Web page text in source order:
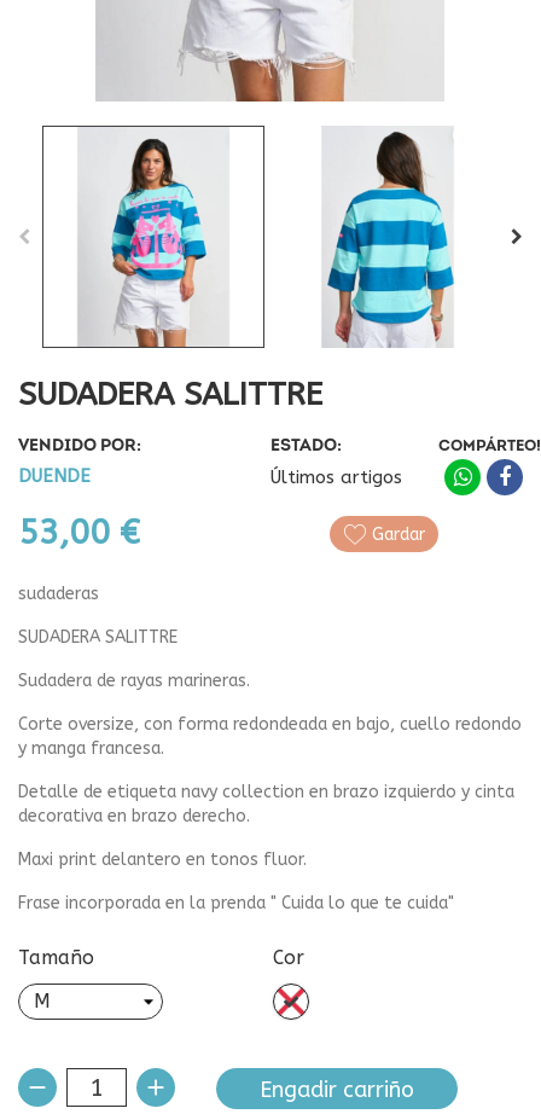
SUDADERA SALITTRE
VENDIDO POR:
DUENDE
ESTADO:
Últimos artigos
53,00 €
COMPÁRTEO!
Gardar
sudaderas
SUDADERA SALITTRE
Sudadera de rayas marineras.
Corte oversize, con forma redondeada en bajo, cuello redondo
y manga francesa.
Detalle de etiqueta navy collection en brazo izquierdo y cinta
decorativa en brazo derecho.
Maxi print delantero en tonos fluor.
Frase incorporada en la prenda " Cuida lo que te cuida"
Tamaño Cor
sen
cor
Engadir carriño